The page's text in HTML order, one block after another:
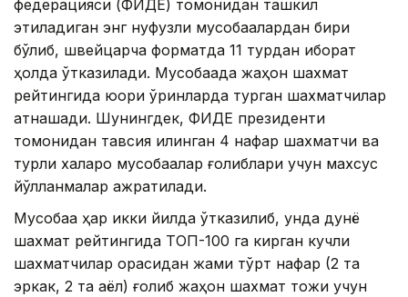
федерацияси (ФИДЕ) томонидан ташкил
этиладиган энг нуфузли мусобақалардан бири
бўлиб, швейцарча форматда 11 турдан иборат
ҳолда ўтказилади. Мусобақада жаҳон шахмат
рейтингида юқори ўринларда турган шахматчилар
қатнашади. Шунингдек, ФИДЕ президенти
томонидан тавсия қилинган 4 нафар шахматчи ва
турли халқаро мусобақалар ғолиблари учун махсус
йўлланмалар ажратилади.
Мусобақа ҳар икки йилда ўтказилиб, унда дунё
шахмат рейтингида ТОП-100 га кирган кучли
шахматчилар орасидан жами тўрт нафар (2 та
эркак, 2 та аёл) ғолиб жаҳон шахмат тожи учун